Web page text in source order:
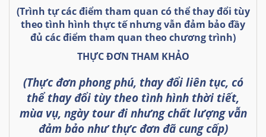
(Trình tự các điểm tham quan có thể thay đổi tùy
theo tình hình thực tếnhưng vẫn đảm bảo đầy
đủ các điểm tham quan theo chương trình)
THỰC ĐƠN THAM KHẢO
(Thực đơn phong phú, thay đổi liên tục, có
thể thay đổi tùy theo tình hình thời tiết,
mùa vụ, ngày tour đi nhưng chất lượng vẫn
đảm bảo như thực đơn đã cung cấp)